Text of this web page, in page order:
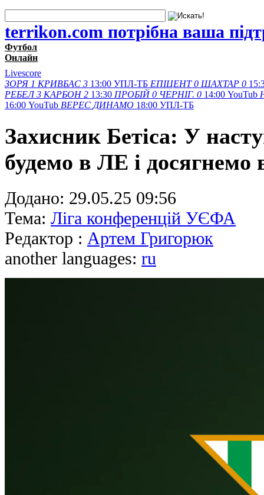
terrikon.com потрібна ваша
Футбол
Онлайн
Livescore
ЗОРЯ 1 КРИВБАС 3 13:00 УПЛ-ТБ ЕПІЦЕНТ 0 ШАХТАР 0
РЕБЕЛ 3 КАРБОН 2 13:30 ПРОБІЙ 0 ЧЕРНІГ. 0 14:00 YouTub
16:00 YouTub ВЕРЕС ДИНАМО 18:00 УПЛ-ТБ
Захисник Бетіса: У
будемо в ЛЕ і досягнемо
Додано: 29.05.25 09:56
Тема: Ліга конференцій УЄФА
Редактор : Артем Григорюк
another languages: ru